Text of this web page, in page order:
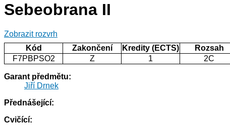
Sebeobrana II
Zobrazit rozvrh
Kód
Zakončení Kredity (ECTS) Rozsah
F7PBPSO2
Z 1 2C
Garant předmětu:
Jiří Drnek
Přednášející:
Cvičící: